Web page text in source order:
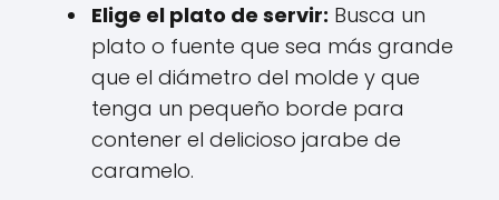
Elige el plato de servir: Busca un
plato o fuente que sea más grande
que el diámetro del molde y que
tenga un pequeño borde para
contener el delicioso jarabe de
caramelo.